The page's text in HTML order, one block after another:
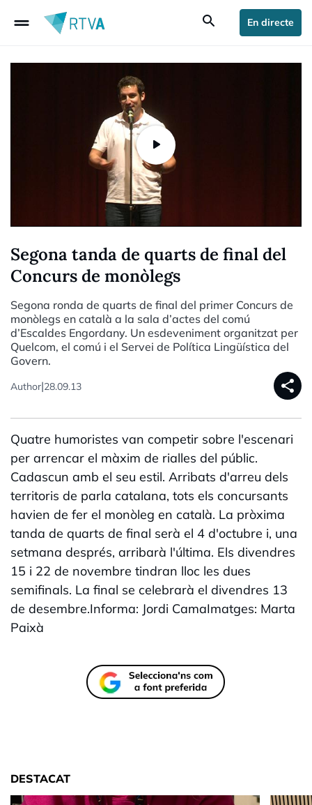
drag_handle search En directe
Segona tanda de quarts de final del
Concurs de monòlegs
Segona ronda de quarts de final del primer Concurs de
monòlegs en català a la sala d’actes del comú
d’Escaldes Engordany. Un esdeveniment organitzat per
Quelcom, el comú i el Servei de Política Lingüística del
Govern.
Author|28.09.13 share
Quatre humoristes van competir sobre l'escenari
per arrencar el màxim de rialles del públic.
Cadascun amb el seu estil. Arribats d'arreu dels
territoris de parla catalana, tots els concursants
havien de fer el monòleg en català. La pròxima
tanda de quarts de final serà el 4 d'octubre i, una
setmana després, arribarà l'última. Els divendres
15 i 22 de novembre tindran lloc les dues
semifinals. La final se celebrarà el divendres 13
de desembre.Informa: Jordi CamaImatges: Marta
Paixà
DESTACAT